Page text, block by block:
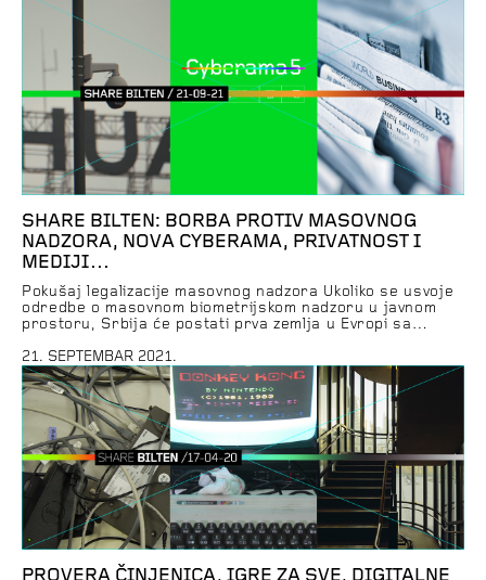
SHARE BILTEN: BORBA PROTIV MASOVNOG
NADZORA, NOVA CYBERAMA, PRIVATNOST I
MEDIJI…
Pokušaj legalizacije masovnog nadzora Ukoliko se usvoje
odredbe o masovnom biometrijskom nadzoru u javnom
prostoru, Srbija će postati prva zemlja u Evropi sa
se na taj način stavile na raspolaganje policiji, izuzetno
su intruzivne po privatnost, sa potencijalno drastičnim
posledicama po prava i slobode ljudi i nesagledivim
uticajem […]
21. SEPTEMBAR 2021.